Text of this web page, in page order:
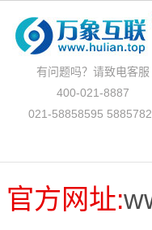
有问题吗？请致电客服
400-021-8887
021-58858595
官方网址: